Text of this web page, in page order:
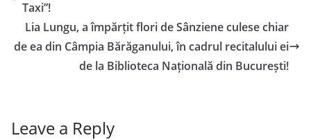
Taxi”!
Lia Lungu, a împărțit flori de Sânziene culese chiar
de ea din Câmpia Bărăganului, în cadrul recitalului ei
de la Biblioteca Națională din București!
Leave a Reply